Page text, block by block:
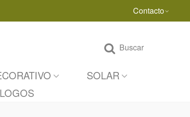
Contacto
Buscar
SOLAR